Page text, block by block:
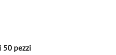
50 pezzi